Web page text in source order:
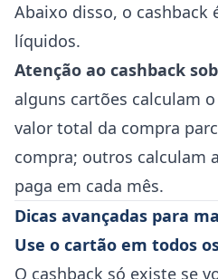
Abaixo disso, o cashback
líquidos.
Atenção ao cashback
alguns cartões calculam
valor total da compra
compra; outros calculam
paga em cada mês.
Dicas avançadas para
Use o cartão em todos
O cashback só existe se